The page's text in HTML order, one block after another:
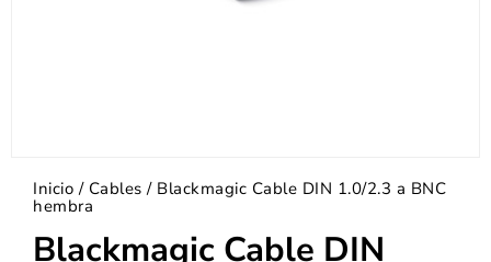
Inicio / Cables / Blackmagic Cable DIN 1.0/2.3 a BNC
hembra
Blackmagic Cable DIN